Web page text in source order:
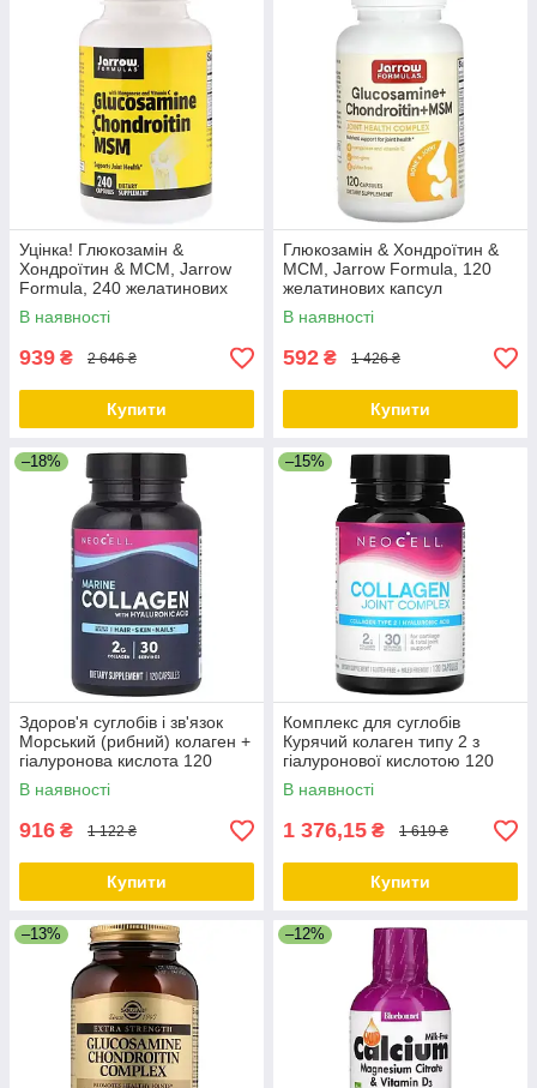
Уцінка! Глюкозамін &
Хондроїтин & МСМ, Jarrow
Formula, 240 желатинових
капсул
В наявності
939 ₴ 2 646 ₴
Купити
Глюкозамін & Хондроїтин &
МСМ, Jarrow Formula, 120
желатинових капсул
В наявності
592 ₴ 1 426 ₴
Купити
–18%
Здоров'я суглобів і зв'язок
Морський (рибний) колаген +
гіалуронова кислота 120
капсул/Marine Collagen
В наявності
916 ₴ 1 122 ₴
Купити
–15%
Комплекс для суглобів
Курячий колаген типу 2 з
гіалуронової кислотою 120
капсул Collagen Joint
Complex NeoCell
В наявності
1 376,15 ₴ 1 619 ₴
Купити
–13% –12%